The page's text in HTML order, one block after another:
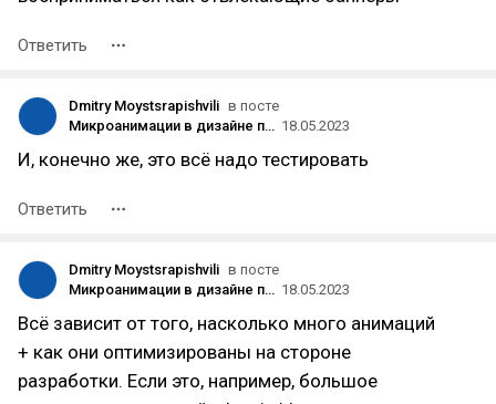
Ответить
Dmitry Moystsrapishvili в посте
Микроанимации в дизайне продукта как путь к сердечку пользователя 18.05.2023
И, конечно же, это всё надо тестировать
Ответить
Dmitry Moystsrapishvili в посте
Микроанимации в дизайне продукта как путь к сердечку пользователя 18.05.2023
Всё зависит от того, насколько много анимаций
+ как они оптимизированы на стороне
разработки. Если это, например, большое